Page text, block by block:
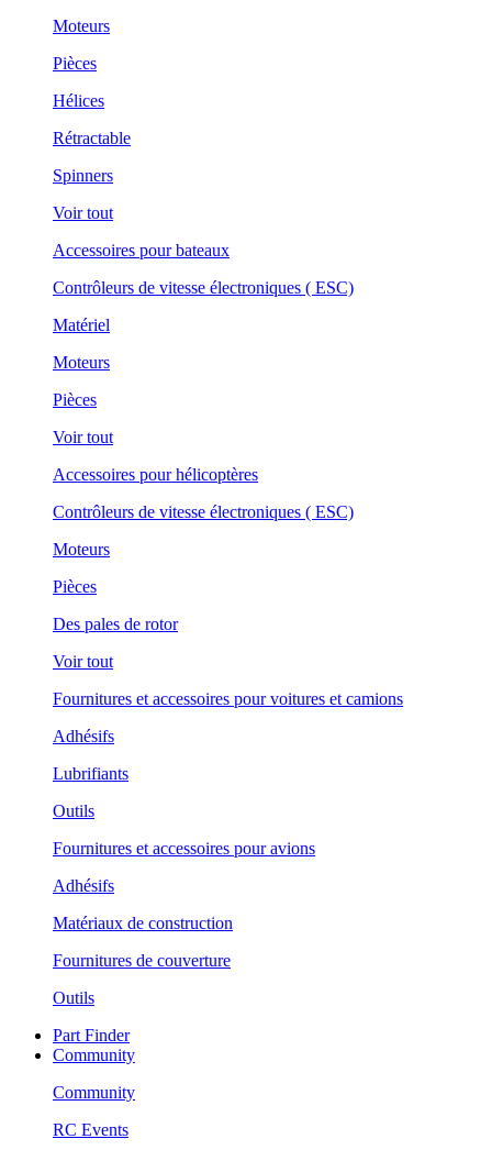
Moteurs
Pièces
Hélices
Rétractable
Spinners
Voir tout
Accessoires pour bateaux
Contrôleurs de vitesse électroniques ( ESC)
Matériel
Moteurs
Pièces
Voir tout
Accessoires pour hélicoptères
Contrôleurs de vitesse électroniques ( ESC)
Moteurs
Pièces
Des pales de rotor
Voir tout
Fournitures et accessoires pour voitures et camions
Adhésifs
Lubrifiants
Outils
Fournitures et accessoires pour avions
Adhésifs
Matériaux de construction
Fournitures de couverture
Outils
Part Finder
Community
Community
RC Events